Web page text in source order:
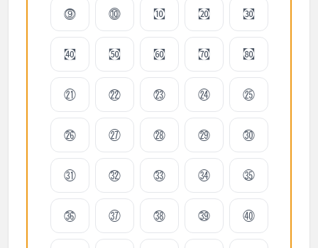
⓽ ⓾ ㉈ ㉉ ㉊
㉋ ㉌ ㉍ ㉎ ㉏
㉑ ㉒ ㉓ ㉔ ㉕
㉖ ㉗ ㉘ ㉙ ㉚
㉛ ㉜ ㉝ ㉞ ㉟
㊱ ㊲ ㊳ ㊴ ㊵